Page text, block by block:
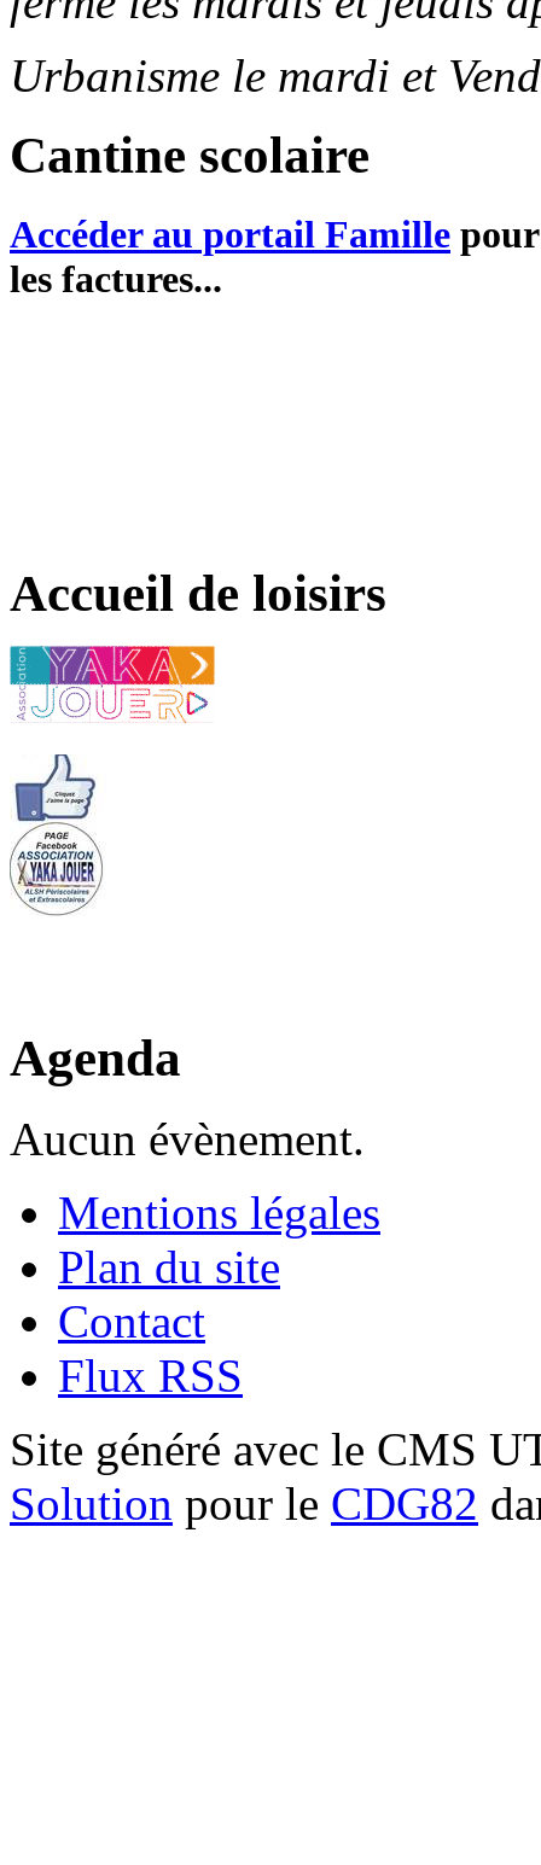
Urbanisme le mardi et
Cantine scolaire
Accéder au portail Famille
les factures...
Accueil de loisirs
Agenda
Aucun évènement.
Mentions légales
Plan du site
Contact
Flux RSS
Site généré avec le CMS
Solution pour le CDG82